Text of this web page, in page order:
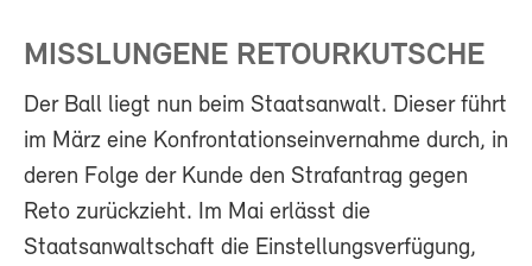
MISSLUNGENE RETOURKUTSCHE
Der Ball liegt nun beim Staatsanwalt. Dieser führt
im März eine Konfrontationseinvernahme durch, in
deren Folge der Kunde den Strafantrag gegen
Reto zurückzieht. Im Mai erlässt die
Staatsanwaltschaft die Einstellungsverfügung,